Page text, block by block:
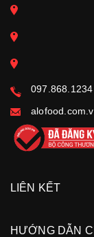
097.868.1234
LIÊN KẾT
HƯỚNG DẪN